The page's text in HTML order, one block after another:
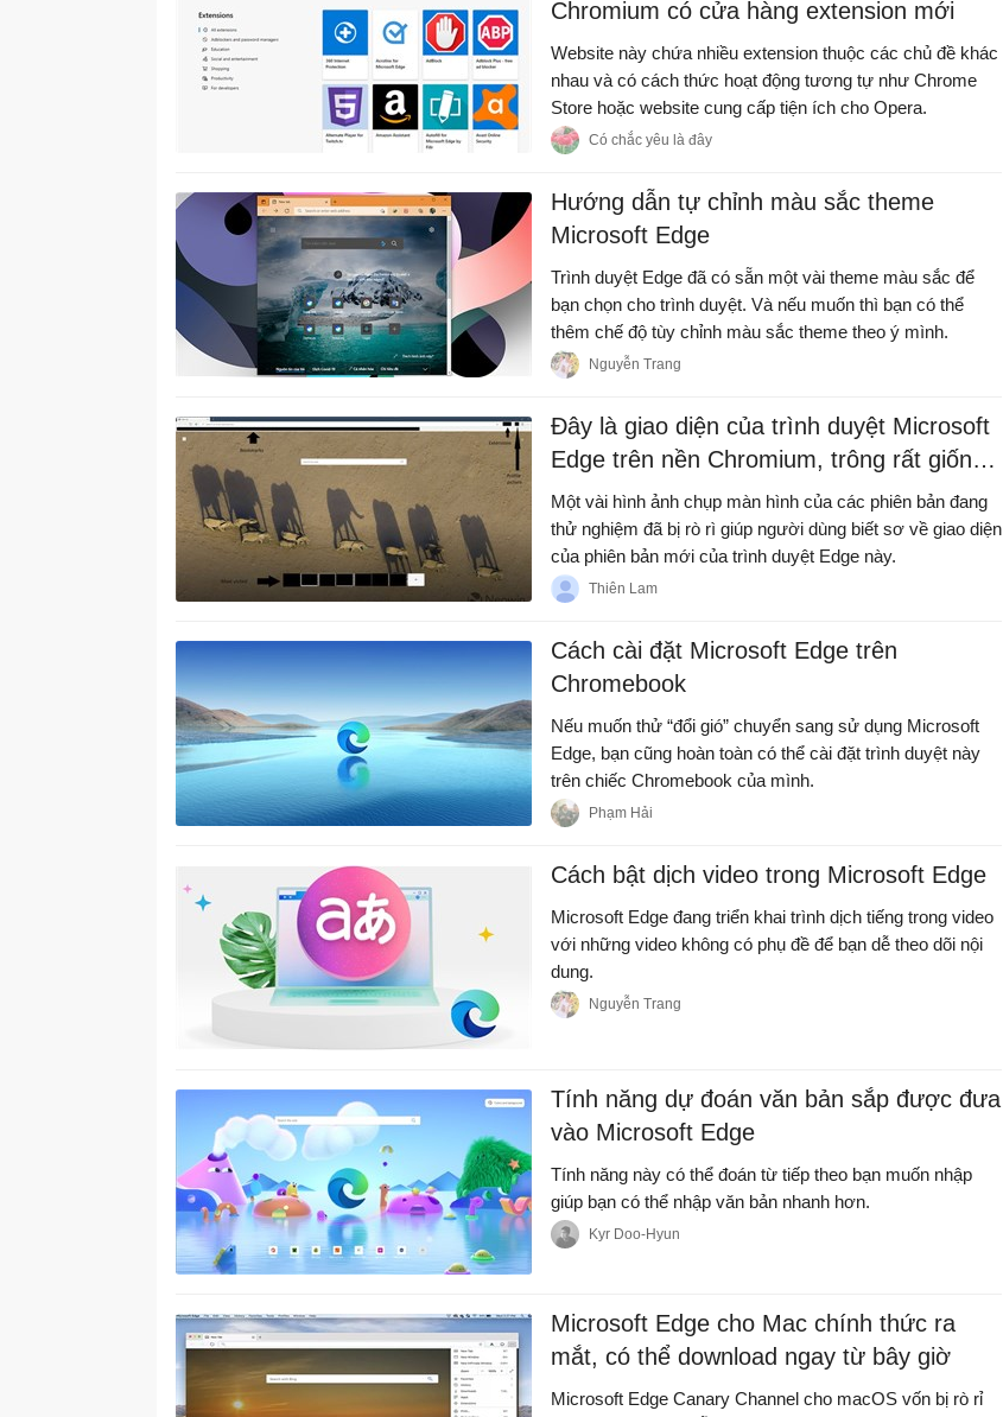
Chromium có cửa hàng extension mới
Website này chứa nhiều extension thuộc các chủ đề khác
nhau và có cách thức hoạt động tương tự như Chrome
Store hoặc website cung cấp tiện ích cho Opera.
Có chắc yêu là đây
Hướng dẫn tự chỉnh màu sắc theme
Microsoft Edge
Trình duyệt Edge đã có sẵn một vài theme màu sắc để
bạn chọn cho trình duyệt. Và nếu muốn thì bạn có thể
thêm chế độ tùy chỉnh màu sắc theme theo ý mình.
Nguyễn Trang
Đây là giao diện của trình duyệt Microsoft
Edge trên nền Chromium, trông rất giống
Chrome
Một vài hình ảnh chụp màn hình của các phiên bản đang
thử nghiệm đã bị rò rì giúp người dùng biết sơ về giao diện
của phiên bản mới của trình duyệt Edge này.
Thiên Lam
Cách cài đặt Microsoft Edge trên
Chromebook
Nếu muốn thử “đổi gió” chuyển sang sử dụng Microsoft
Edge, bạn cũng hoàn toàn có thể cài đặt trình duyệt này
trên chiếc Chromebook của mình.
Phạm Hải
Cách bật dịch video trong Microsoft Edge
Microsoft Edge đang triển khai trình dịch tiếng trong video
với những video không có phụ đề để bạn dễ theo dõi nội
dung.
Nguyễn Trang
Tính năng dự đoán văn bản sắp được đưa
vào Microsoft Edge
Tính năng này có thể đoán từ tiếp theo bạn muốn nhập
giúp bạn có thể nhập văn bản nhanh hơn.
Kyr Doo-Hyun
Microsoft Edge cho Mac chính thức ra
mắt, có thể download ngay từ bây giờ
Microsoft Edge Canary Channel cho macOS vốn bị rò rỉ